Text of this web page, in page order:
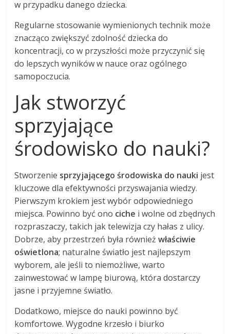
w przypadku danego dziecka.
Regularne stosowanie wymienionych technik może
znacząco zwiększyć zdolność dziecka do
koncentracji, co w przyszłości może przyczynić się
do lepszych wyników w nauce oraz ogólnego
samopoczucia.
Jak stworzyć
sprzyjające
środowisko do nauki?
Stworzenie sprzyjającego środowiska do nauki jest
kluczowe dla efektywności przyswajania wiedzy.
Pierwszym krokiem jest wybór odpowiedniego
miejsca. Powinno być ono ciche i wolne od zbędnych
rozpraszaczy, takich jak telewizja czy hałas z ulicy.
Dobrze, aby przestrzeń była równieżwłaściwie
oświetlona; naturalne światło jest najlepszym
wyborem, ale jeśli to niemożliwe, warto
zainwestować w lampę biurową, która dostarczy
jasne i przyjemne światło.
Dodatkowo, miejsce do nauki powinno być
komfortowe. Wygodne krzesło i biurko